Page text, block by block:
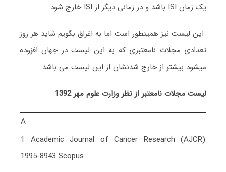
یک زمان ISI باشد و در زمانی دیگر از ISI خارج شود.
این لیست نیز همینطور است اما به اغراق بگویم شاید هر روز
تعدادی مجلات نامعتبری که به این لیست در جهان افزوده
میشود بیشتر از خارج شدنشان از این لیست می باشد.
لیست مجلات نامعتبر از نظر وزارت علوم مهر 1392
A
1 Academic Journal of Cancer Research (AJCR)
1995-8943 Scopus